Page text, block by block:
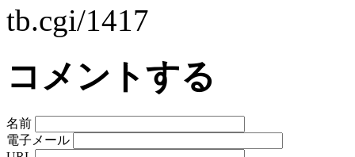
tb.cgi/1417
コメントする
名前
電子メール